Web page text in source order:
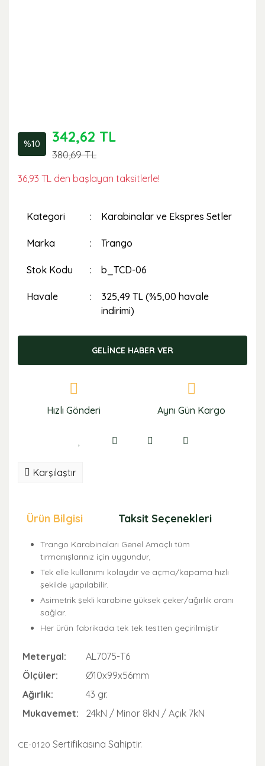
%10 342,62 TL
380,69 TL
36,93 TL den başlayan taksitlerle!
Kategori Karabinalar ve Ekspres Setler
Marka Trango
Stok Kodu b_TCD-06
Havale
325,49 TL (%5,00 havale
indirimi)
GELİNCE HABER VER
Hızlı Gönderi Aynı Gün Kargo
Karşılaştır
Ürün Bilgisi Taksit Seçenekleri
Trango Karabinaları Genel Amaçlı tüm
tırmanışlarınız için uygundur,
Tek elle kullanımı kolaydır ve açma/kapama hızlı
şekilde yapılabilir.
Asimetrik şekli karabine yüksek çeker/ağırlık oranı
sağlar.
Her ürün fabrikada tek tek testten geçirilmiştir
Meteryal:
AL7075-T6
Ölçüler:
Ø10x99x56mm
Ağırlık:
43 gr.
Mukavemet:
24kN / Minor 8kN / Açık 7kN
CE-0120 Sertifikasına Sahiptir.